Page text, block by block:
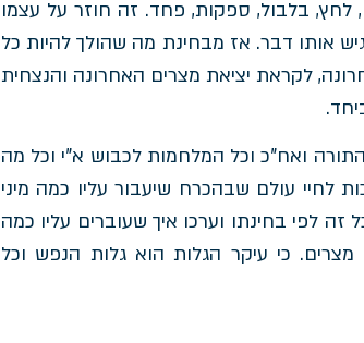
בלבול, ספקות, פחד. זה חוזר על עצמו
אותו דבר. אז מבחינת מה שהולך להיות כל
לקראת יציאת מצרים האחרונה והנצחית
ואח"כ וכל המלחמות לכבוש א"י וכל מה
עולם שבהכרח שיעבור עליו כמה מיני
לפי בחינתו וערכו איך שעוברים עליו כמה
כי עיקר הגלות הוא גלות הנפש וכל